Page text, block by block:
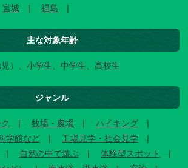
宮城 福島
主な対象年齢
）、小学生、中学生、高校生
ジャンル
牧場・農場
ハイキング
学館など
工場見学・社会見学
自然の中で遊ぶ
体験型スポット